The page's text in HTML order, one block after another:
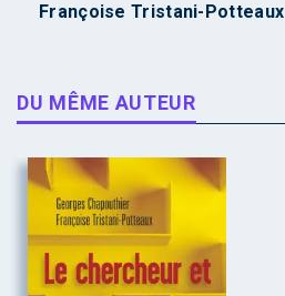
Françoise Tristani-Potteaux
DU MÊME AUTEUR